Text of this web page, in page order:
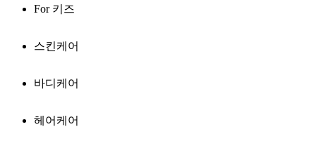
For 키즈
스킨케어
바디케어
헤어케어